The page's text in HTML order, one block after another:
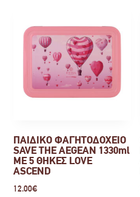
ΠΑΙΔΙΚΟ ΦΑΓΗΤΟΔΟΧΕΙΟ
SAVE THE AEGEAN 1330ml
ΜΕ 5 ΘΗΚΕΣ LOVE
ASCEND
12.00€